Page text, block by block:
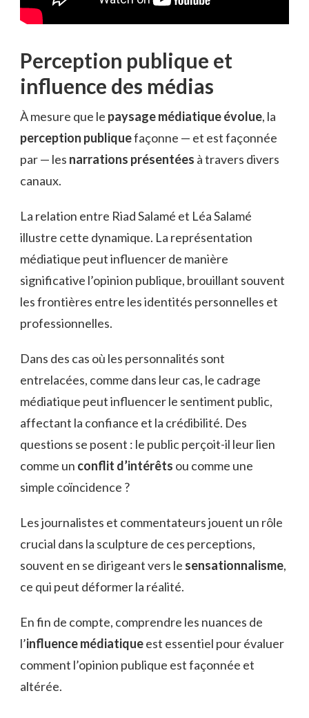
Perception publique et
influence des médias
À mesure que le paysage médiatique évolue, la
perception publiquefaçonne — et est façonnée
par — les narrations présentées à travers divers
canaux.
La relation entre Riad Salamé et Léa Salamé
illustre cette dynamique. La représentation
médiatique peut influencer de manière
significative l’opinion publique, brouillant souvent
les frontières entre les identités personnelles et
professionnelles.
Dans des cas où les personnalités sont
entrelacées, comme dans leur cas, le cadrage
médiatique peut influencer le sentiment public,
affectant la confiance et la crédibilité. Des
questions se posent : le public perçoit-il leur lien
comme un conflit d’intérêts ou comme une
simple coïncidence ?
Les journalistes et commentateurs jouent un rôle
crucial dans la sculpture de ces perceptions,
souvent en se dirigeant vers le sensationnalisme,
ce qui peut déformer la réalité.
En fin de compte, comprendre les nuances de
l’influence médiatiqueest essentiel pour évaluer
comment l’opinion publique est façonnée et
altérée.